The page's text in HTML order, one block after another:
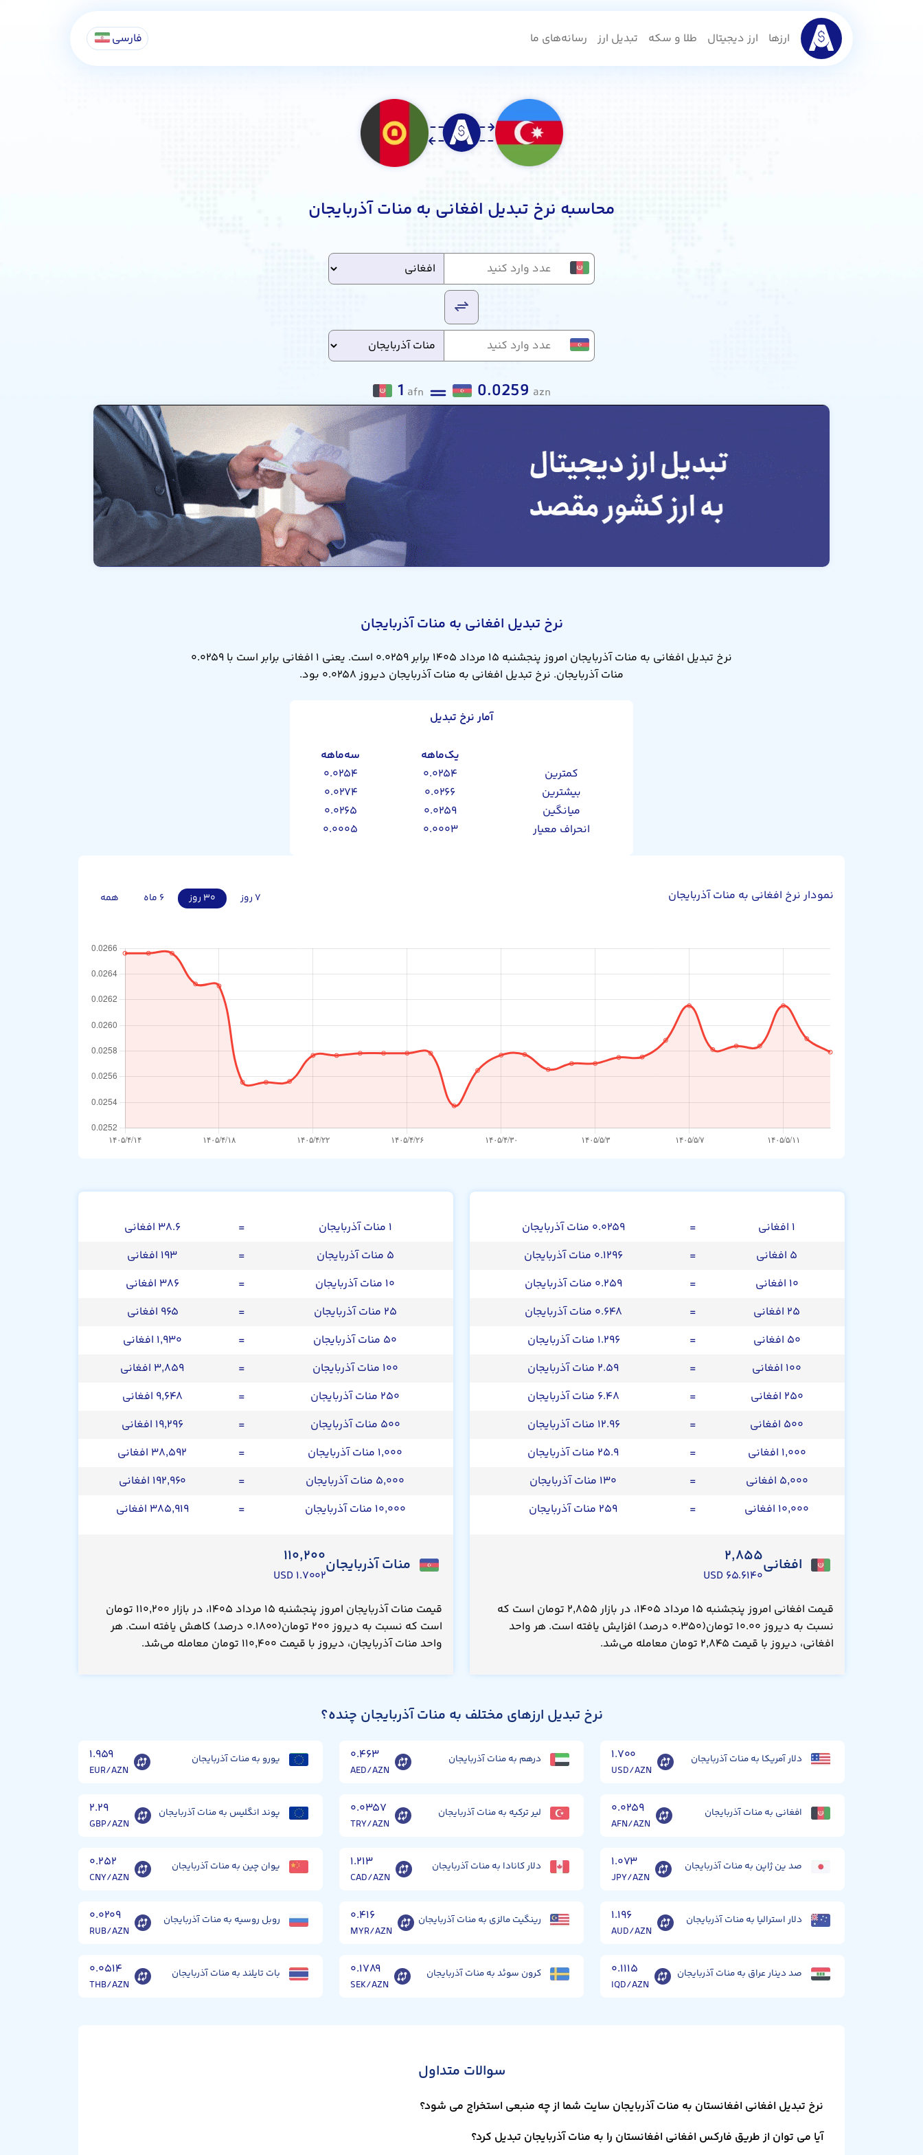
ارزها ارز دیجیتال طلا و سکه تبدیل ارز رسانه‌های ما فارسی
محاسبه نرخ تبدیل افغانی به منات آذربایجان
1 afn 0.0259 azn
نرخ تبدیل افغانی به منات آذربایجان
نرخ تبدیل افغانی به منات آذربایجان امروز پنجشنبه ۱۵ مرداد ۱۴۰۵ برابر ۰.۰۲۵۹ است. یعنی ۱ افغانی برابر است با ۰.۰۲۵۹
منات آذربایجان. نرخ تبدیل افغانی به منات آذربایجان دیروز ۰.۰۲۵۸ بود.
آمار نرخ تبدیل
یک‌ماهه
سه‌ماهه
کمترین
۰.۰۲۵۴
۰.۰۲۵۴
بیشترین
۰.۰۲۶۶
۰.۰۲۷۴
میانگین
۰.۰۲۵۹
۰.۰۲۶۵
انحراف معیار
۰.۰۰۰۳ ۰.۰۰۰۵
نمودار نرخ افغانی به منات آذربایجان ۷ روز ۳۰ روز ۶ ماه همه
۱ افغانی =
۰.۰۲۵۹ منات آذربایجان
۵ افغانی
=
۰.۱۲۹۶ منات آذربایجان
۱۰ افغانی
=
۰.۲۵۹ منات آذربایجان
۲۵ افغانی
=
۰.۶۴۸ منات آذربایجان
۵۰ افغانی
=
۱.۲۹۶ منات آذربایجان
۱۰۰ افغانی
=
۲.۵۹ منات آذربایجان
۲۵۰ افغانی
=
۶.۴۸ منات آذربایجان
۵۰۰ افغانی
=
۱۲.۹۶ منات آذربایجان
۱,۰۰۰ افغانی
=
۲۵.۹ منات آذربایجان
۵,۰۰۰ افغانی
=
۱۳۰ منات آذربایجان
۱۰,۰۰۰ افغانی
= ۲۵۹ منات آذربایجان
افغانی۲,۸۵۵
۶۵.۶۱۴۰ USD
قیمت افغانی امروز پنجشنبه ۱۵ مرداد ۱۴۰۵، در بازار ۲,۸۵۵ تومان است که
نسبت به دیروز ۱۰.۰۰ تومان(۰.۳۵۰ درصد) افزایش یافته است. هر واحد
افغانی، دیروز با قیمت ۲,۸۴۵ تومان معامله می‌شد.
۱ منات آذربایجان =
۳۸.۶ افغانی
۵ منات آذربایجان
=
۱۹۳ افغانی
۱۰ منات آذربایجان
=
۳۸۶ افغانی
۲۵ منات آذربایجان
=
۹۶۵ افغانی
۵۰ منات آذربایجان
=
۱,۹۳۰ افغانی
۱۰۰ منات آذربایجان
=
۳,۸۵۹ افغانی
۲۵۰ منات آذربایجان
=
۹,۶۴۸ افغانی
۵۰۰ منات آذربایجان
=
۱۹,۲۹۶ افغانی
۱,۰۰۰ منات آذربایجان
=
۳۸,۵۹۲ افغانی
۵,۰۰۰ منات آذربایجان
=
۱۹۲,۹۶۰ افغانی
۱۰,۰۰۰ منات آذربایجان
= ۳۸۵,۹۱۹ افغانی
منات آذربایجان۱۱۰,۲۰۰
۱.۷۰۰۲ USD
قیمت منات آذربایجان امروز پنجشنبه ۱۵ مرداد ۱۴۰۵، در بازار ۱۱۰,۲۰۰ تومان
است که نسبت به دیروز ۲۰۰ تومان(۰.۱۸۰۰ درصد) کاهش یافته است. هر
واحد منات آذربایجان، دیروز با قیمت ۱۱۰,۴۰۰ تومان معامله می‌شد.
نرخ تبدیل ارزهای مختلف به منات آذربایجان چنده؟
دلار آمریکا به منات آذربایجان ۱.۷۰۰
USD/AZN
درهم به منات آذربایجان ۰.۴۶۳
AED/AZN
یورو به منات آذربایجان ۱.۹۵۹
EUR/AZN
افغانی به منات آذربایجان ۰.۰۲۵۹
AFN/AZN
لیر ترکیه به منات آذربایجان ۰.۰۳۵۷
TRY/AZN
پوند انگلیس به منات آذربایجان ۲.۲۹
GBP/AZN
صد ین ژاپن به منات آذربایجان ۱.۰۷۳
JPY/AZN
دلار کانادا به منات آذربایجان ۱.۲۱۳
CAD/AZN
یوان چین به منات آذربایجان ۰.۲۵۲
CNY/AZN
دلار استرالیا به منات آذربایجان ۱.۱۹۶
AUD/AZN
رینگیت مالزی به منات آذربایجان ۰.۴۱۶
MYR/AZN
روبل روسیه به منات آذربایجان ۰.۰۲۰۹
RUB/AZN
صد دینار عراق به منات آذربایجان ۰.۱۱۱۵
IQD/AZN
کرون سوئد به منات آذربایجان ۰.۱۷۸۹
SEK/AZN
بات تایلند به منات آذربایجان ۰.۰۵۱۴
THB/AZN
سوالات متداول
نرخ تبدیل افغانی افغانستان به منات آذربایجان سایت شما از چه منبعی استخراج می شود؟
آیا می توان از طریق فارکس افغانی افغانستان را به منات آذربایجان تبدیل کرد؟